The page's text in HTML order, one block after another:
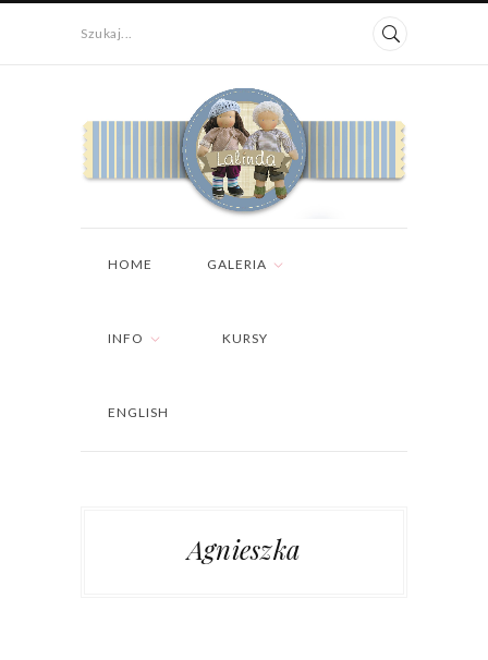
Szukaj...
HOME GALERIA
INFO KURSY
ENGLISH
Agnieszka